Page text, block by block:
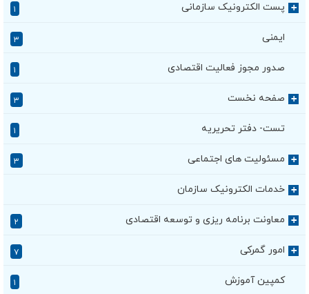
+ پست الکترونیک سازمانی
ایمنی ۳
صدور مجوز فعالیت اقتصادی
+ صفحه نخست ۳
تست- دفتر تحریریه
+ مسئولیت های اجتماعی ۳
+ خدمات الکترونیک سازمان
+ معاونت برنامه ریزی و توسعه اقتصادی ۲
+ امور گمرکی ۷
کمپین آموزش